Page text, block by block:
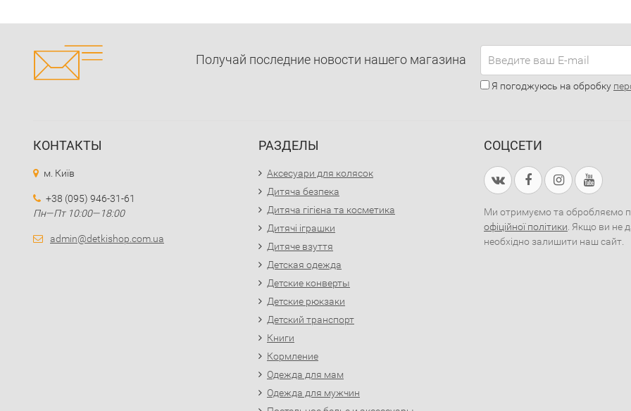
Получай последние новости нашего магазина
Я погоджуюсь на обробку
КОНТАКТЫ
м. Київ
+38 (095) 946-31-61
Пн—Пт 10:00—18:00
admin@detkishop.com.ua
РАЗДЕЛЫ
Аксесуари для колясок
Дитяча безпека
Дитяча гігієна та косметика
Дитячі іграшки
Дитяче взуття
Детская одежда
Детские конверты
Детские рюкзаки
Детский транспорт
Книги
Кормление
Одежда для мам
Одежда для мужчин
СОЦСЕТИ
Ми отримуємо та обробляємо
офіційної політики . Якщо ви не
необхідно залишити наш сайт.